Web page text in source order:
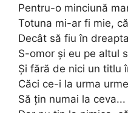
Pentru-o minciună
Totuna mi-ar fi mie,
Decât să fiu în
S-omor şi eu pe altul
Şi fără de nici un titlu
Căci ce-i la urma
Să ţin numai la